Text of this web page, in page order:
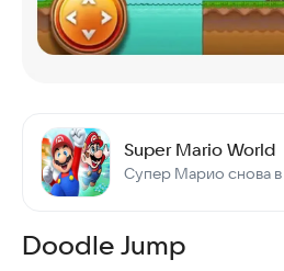
Super Mario World
Doodle Jump